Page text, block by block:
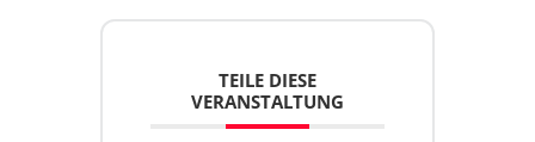
TEILE DIESE
VERANSTALTUNG